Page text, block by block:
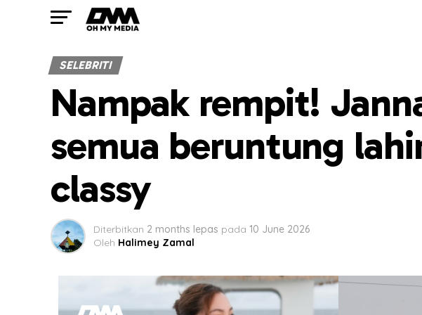
SELEBRITI
Nampak rempit!
semua beruntung
classy
Diterbitkan 2 months lepas pada 10 June 2026
Oleh Halimey Zamal